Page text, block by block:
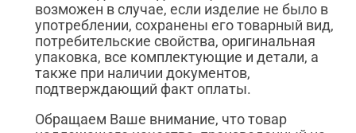
возможен в случае, если изделие не было в
употреблении, сохранены его товарный вид,
потребительские свойства, оригинальная
упаковка, все комплектующие и детали, а
также при наличии документов,
подтверждающий факт оплаты.
Обращаем Ваше внимание, что товар